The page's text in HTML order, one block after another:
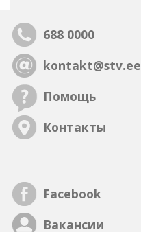
688 0000
kontakt@stv.ee
Помощь
Контакты
Facebook
Вакансии